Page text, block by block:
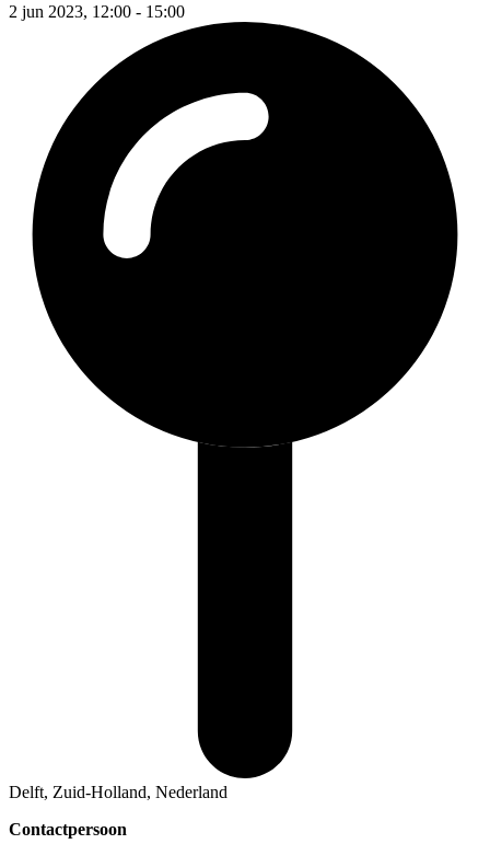
2 jun 2023, 12:00 - 15:00
Delft, Zuid-Holland, Nederland
Contactpersoon